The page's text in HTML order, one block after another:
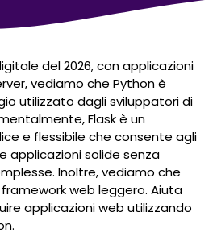
del 2026, con applicazioni
vediamo che Python è
utilizzato dagli sviluppatori di
Flask è un
e flessibile che consente agli
applicazioni solide senza
Inoltre, vediamo che
framework web leggero. Aiuta
applicazioni web utilizzando